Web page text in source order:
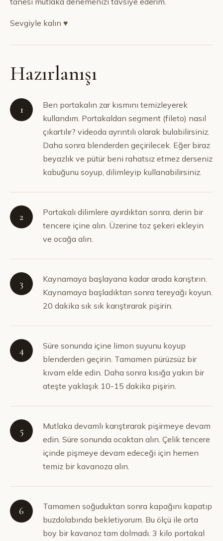
Sevgiyle kalın ♥︎
Hazırlanışı
1
Ben portakalın zar kısmını temizleyerek
kullandım. Portakaldan segment (fileto) nasıl
çıkartılır? videoda ayrıntılı olarak bulabilirsiniz.
Daha sonra blenderden geçirilecek. Eğer biraz
beyazlık ve pütür beni rahatsız etmez derseniz
kabuğunu soyup, dilimleyip kullanabilirsiniz.
2
Portakalı dilimlere ayırdıktan sonra, derin bir
tencere içine alın. Üzerine toz şekeri ekleyin
ve ocağa alın.
3
Kaynamaya başlayana kadar arada karıştırın.
Kaynamaya başladıktan sonra tereyağı koyun.
20 dakika sık sık karıştırarak pişirin.
4
Süre sonunda içine limon suyunu koyup
blenderden geçirin. Tamamen pürüzsüz bir
kıvam elde edin. Daha sonra kısığa yakın bir
ateşte yaklaşık 10-15 dakika pişirin.
5
Mutlaka devamlı karıştırarak pişirmeye devam
edin. Süre sonunda ocaktan alın. Çelik tencere
içinde pişmeye devam edeceği için hemen
temiz bir kavanoza alın.
6
Tamamen soğuduktan sonra kapağını kapatıp
buzdolabında bekletiyorum. Bu ölçü ile orta
boy bir kavanoz tam dolmadı. 3 kilo portakal